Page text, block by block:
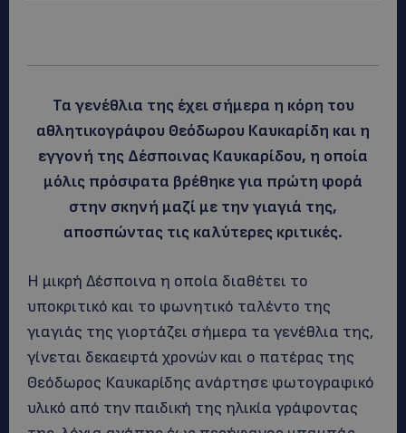
Τα γενέθλια της έχει σήμερα η κόρη του
αθλητικογράφου Θεόδωρου Καυκαρίδη και η
εγγονή της Δέσποινας Καυκαρίδου, η οποία
μόλις πρόσφατα βρέθηκε για πρώτη φορά
στην σκηνή μαζί με την γιαγιά της,
αποσπώντας τις καλύτερες κριτικές.
Η μικρή Δέσποινα η οποία διαθέτει το
υποκριτικό και το φωνητικό ταλέντο της
γιαγιάς της γιορτάζει σήμερα τα γενέθλια της,
γίνεται δεκαεφτά χρονών και ο πατέρας της
Θεόδωρος Καυκαρίδης ανάρτησε φωτογραφικό
υλικό από την παιδική της ηλικία γράφοντας